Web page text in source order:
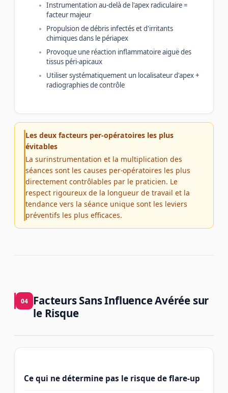
Instrumentation au-delà de l'apex radiculaire =
facteur majeur
Propulsion de débris infectés et d'irritants
chimiques dans le périapex
Provoque une réaction inflammatoire aiguë des
tissus péri-apicaux
Utiliser systématiquement un localisateur d'apex +
radiographies de contrôle
Les deux facteurs per-opératoires les plus
évitables
La surinstrumentation et la multiplication des
séances sont les causes per-opératoires les plus
directement contrôlables par le praticien. Le
respect rigoureux de la longueur de travail et la
tendance vers la séance unique sont les leviers
préventifs les plus efficaces.
04
Facteurs Sans Influence Avérée sur
le Risque
Ce qui ne détermine pas le risque de flare-up